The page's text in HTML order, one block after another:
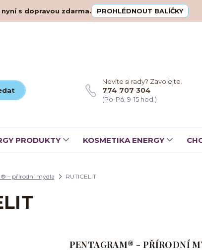
s dopravou zdarma. PROHLÉDNOUT BALÍČKY
Nevíte si rady? Zavolejte.
774 707 304
(Po-Pá, 9-15 hod.)
PRODUKTY KOSMETIKA ENERGY
– přírodní mýdla RUTICELIT
PENTAGRAM® - PŘÍRODNÍ